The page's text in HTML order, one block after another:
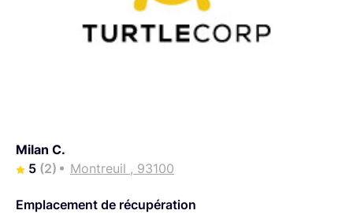
Milan C.
5 (2) Montreuil , 93100
Emplacement de récupération